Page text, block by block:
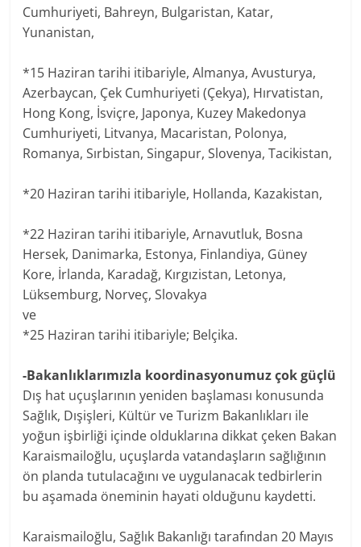
Cumhuriyeti, Bahreyn, Bulgaristan, Katar,
Yunanistan,
*15 Haziran tarihi itibariyle, Almanya, Avusturya,
Azerbaycan, Çek Cumhuriyeti (Çekya), Hırvatistan,
Hong Kong, İsviçre, Japonya, Kuzey Makedonya
Cumhuriyeti, Litvanya, Macaristan, Polonya,
Romanya, Sırbistan, Singapur, Slovenya, Tacikistan,
*20 Haziran tarihi itibariyle, Hollanda, Kazakistan,
*22 Haziran tarihi itibariyle, Arnavutluk, Bosna
Hersek, Danimarka, Estonya, Finlandiya, Güney
Kore, İrlanda, Karadağ, Kırgızistan, Letonya,
Lüksemburg, Norveç, Slovakya
ve
*25 Haziran tarihi itibariyle; Belçika.
-Bakanlıklarımızla koordinasyonumuz çok güçlü
Dış hat uçuşlarının yeniden başlaması konusunda
Sağlık, Dışişleri, Kültür ve Turizm Bakanlıkları ile
yoğun işbirliği içinde olduklarına dikkat çeken Bakan
Karaismailoğlu, uçuşlarda vatandaşların sağlığının
ön planda tutulacağını ve uygulanacak tedbirlerin
bu aşamada öneminin hayati olduğunu kaydetti.
Karaismailoğlu, Sağlık Bakanlığı tarafından 20 Mayıs